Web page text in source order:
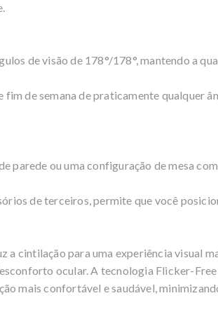
de visão de 178°/178°, mantendo a
fim de semana de praticamente qualquer
parede ou uma configuração de mesa
de terceiros, permite que você
a cintilação para uma experiência visual
ocular. A tecnologia Flicker-
mais confortável e saudável,